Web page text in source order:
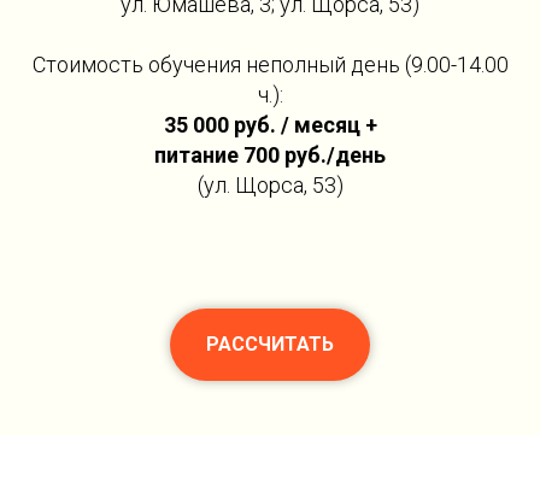
Стоимость обучения неполный день (9.00-14.00
ч.):
35 000 руб. / месяц +
питание 700 руб./день
(ул. Щорса, 53)
РАССЧИТАТЬ